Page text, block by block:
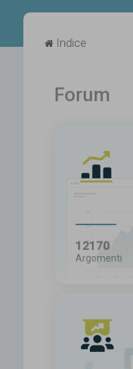
Indice
Forum
12170
Argomenti